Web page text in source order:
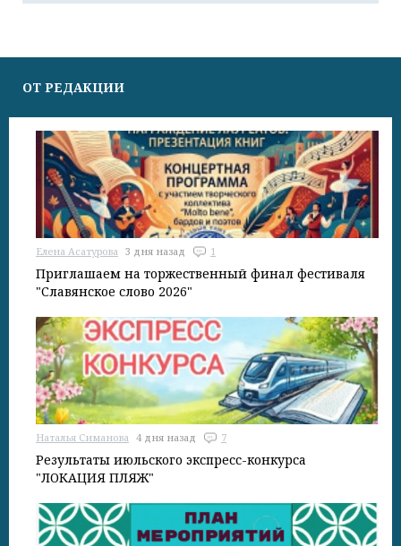
ОТ РЕДАКЦИИ
Елена Асатурова 3 дня назад 1
Приглашаем на торжественный финал фестиваля
"Славянское слово 2026"
Наталья Симанова 4 дня назад 7
Результаты июльского экспресс-конкурса
"ЛОКАЦИЯ ПЛЯЖ"